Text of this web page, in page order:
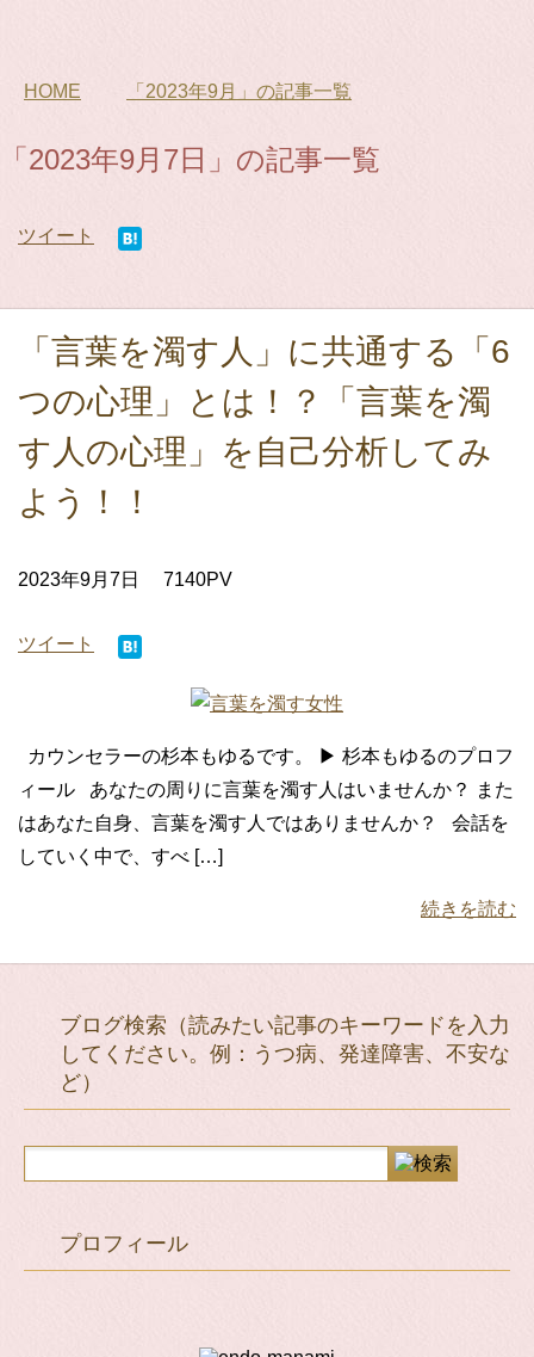
HOME 「2023年9月」の記事一覧
「2023年9月7日」の記事一覧
ツイート
「言葉を濁す人」に共通する「6
つの心理」とは！？「言葉を濁
す人の心理」を自己分析してみ
よう！！
2023年9月7日 7140PV
ツイート
カウンセラーの杉本もゆるです。 ▶ 杉本もゆるのプロフ
ィール あなたの周りに言葉を濁す人はいませんか？ また
はあなた自身、言葉を濁す人ではありませんか？ 会話を
していく中で、すべ […]
続きを読む
ブログ検索（読みたい記事のキーワードを入力
してください。例：うつ病、発達障害、不安な
ど）
プロフィール